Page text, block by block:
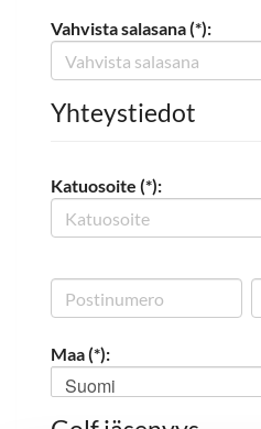
Vahvista salasana (*):
Yhteystiedot
Katuosoite (*):
Maa (*):
Suomi